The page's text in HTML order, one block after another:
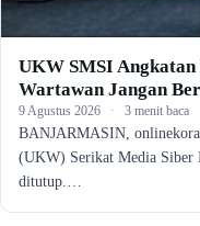
UKW SMSI
Wartawan Jangan
9 Agustus 2026 · 3 menit baca
BANJARMASIN,
(UKW) Serikat Media Siber
ditutup.…